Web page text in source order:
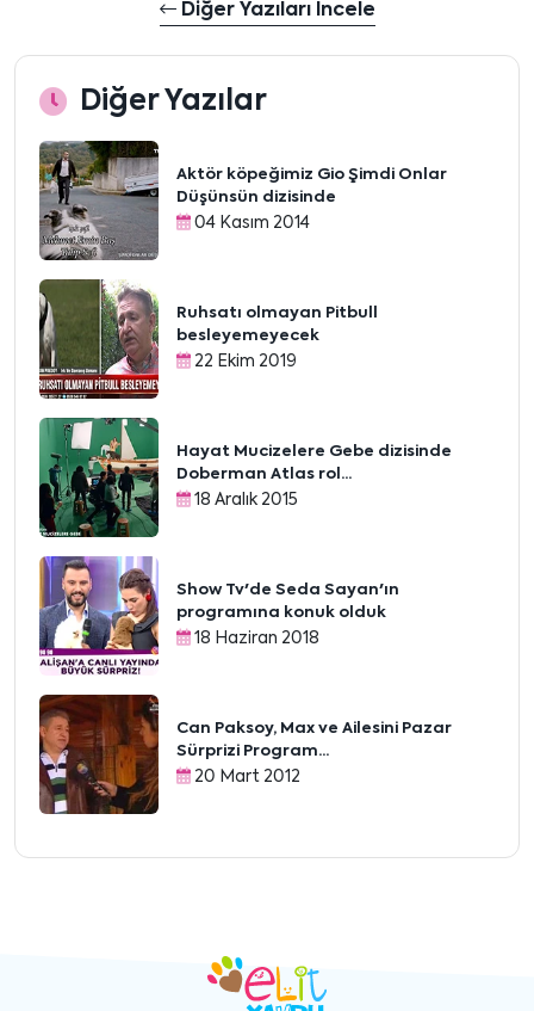
Diğer Yazıları İncele
Diğer Yazılar
Aktör köpeğimiz Gio Şimdi Onlar
Düşünsün dizisinde
04 Kasım 2014
Ruhsatı olmayan Pitbull
besleyemeyecek
22 Ekim 2019
Hayat Mucizelere Gebe dizisinde
Doberman Atlas rol...
18 Aralık 2015
Show Tv'de Seda Sayan'ın
programına konuk olduk
18 Haziran 2018
Can Paksoy, Max ve Ailesini Pazar
Sürprizi Program...
20 Mart 2012